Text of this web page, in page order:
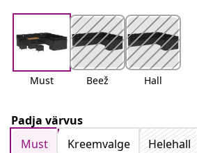
Must Beež Hall
Padja värvus
Must
Kreemvalge Helehall